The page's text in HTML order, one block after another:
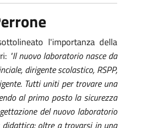
l'importanza della
"Il nuovo laboratorio nasce da
dirigente scolastico, RSPP,
Tutti uniti per trovare una
al primo posto la sicurezza
del nuovo laboratorio
oltre a trovarsi in una